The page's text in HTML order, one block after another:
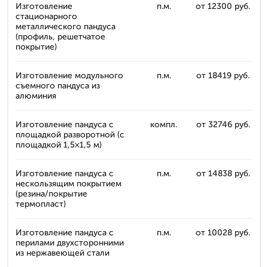
Изготовление
стационарного
металлического пандуса
(профиль, решетчатое
покрытие)
п.м. от 12300 руб.
Изготовление модульного
съемного пандуса из
алюминия
п.м. от 18419 руб.
Изготовление пандуса с
площадкой разворотной (с
площадкой 1,5×1,5 м)
компл. от 32746 руб.
Изготовление пандуса с
нескользящим покрытием
(резина/покрытие
термопласт)
п.м. от 14838 руб.
Изготовление пандуса с
перилами двухсторонними
из нержавеющей стали
п.м. от 10028 руб.